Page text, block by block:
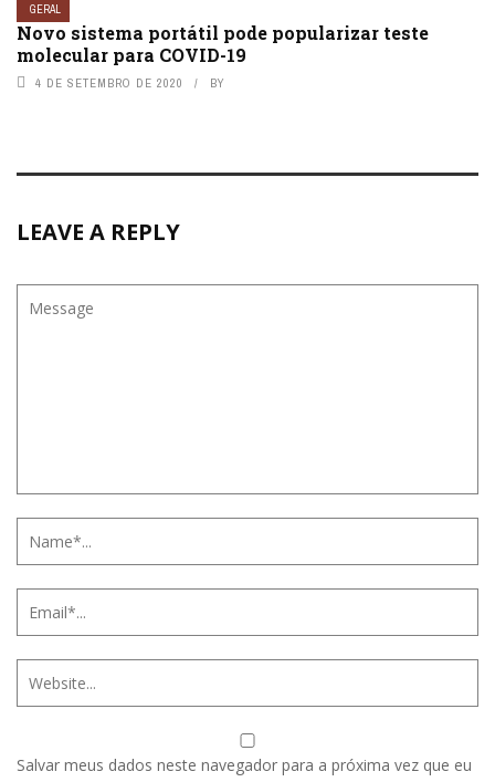
GERAL
Novo sistema portátil pode popularizar teste
molecular para COVID-19
4 DE SETEMBRO DE 2020 BY
LEAVE A REPLY
Salvar meus dados neste navegador para a próxima vez que eu